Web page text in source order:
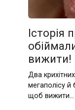
Історія
вижити!
Два
мегаполісу
щоб вижити…